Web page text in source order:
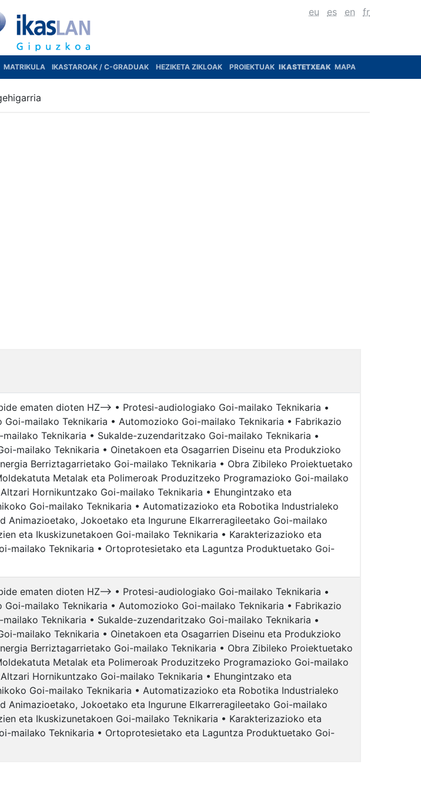
eu es en fr
MATRIKULA IKASTAROAK / C-GRADUAK HEZIKETA ZIKLOAK PROIEKTUAK IKASTETXEAK MAPA
ematen dioten HZ--> • Protesi-audiologiako Goi-mailako Teknikaria •
mailako Teknikaria • Automozioko Goi-mailako Teknikaria • Fabrikazio
Teknikaria • Sukalde-zuzendaritzako Goi-mailako Teknikaria •
mailako Teknikaria • Oinetakoen eta Osagarrien Diseinu eta Produkzioko
Berriztagarrietako Goi-mailako Teknikaria • Obra Zibileko Proiektuetako
Metalak eta Polimeroak Produzitzeko Programazioko Goi-mailako
Hornikuntzako Goi-mailako Teknikaria • Ehungintzako eta
Goi-mailako Teknikaria • Automatizazioko eta Robotika Industrialeko
Animazioetako, Jokoetako eta Ingurune Elkarreragileetako Goi-mailako
eta Ikuskizunetakoen Goi-mailako Teknikaria • Karakterizazioko eta
mailako Teknikaria • Ortoprotesietako eta Laguntza Produktuetako Goi-
ematen dioten HZ--> • Protesi-audiologiako Goi-mailako Teknikaria •
mailako Teknikaria • Automozioko Goi-mailako Teknikaria • Fabrikazio
Teknikaria • Sukalde-zuzendaritzako Goi-mailako Teknikaria •
mailako Teknikaria • Oinetakoen eta Osagarrien Diseinu eta Produkzioko
Berriztagarrietako Goi-mailako Teknikaria • Obra Zibileko Proiektuetako
Metalak eta Polimeroak Produzitzeko Programazioko Goi-mailako
Hornikuntzako Goi-mailako Teknikaria • Ehungintzako eta
Goi-mailako Teknikaria • Automatizazioko eta Robotika Industrialeko
Animazioetako, Jokoetako eta Ingurune Elkarreragileetako Goi-mailako
eta Ikuskizunetakoen Goi-mailako Teknikaria • Karakterizazioko eta
mailako Teknikaria • Ortoprotesietako eta Laguntza Produktuetako Goi-